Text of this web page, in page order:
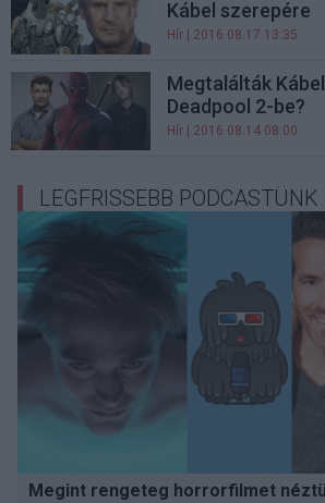
Kábel szerepére
Hír | 2016.08.17 13:35
Megtalálták
Deadpool 2-be?
Hír | 2016.08.14 08:00
LEGFRISSEBB PODCASTÜNK
Megint rengeteg horrorfilmet